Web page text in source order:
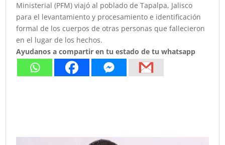
Ministerial (PFM) viajó al poblado de Tapalpa, Jalisco
para el levantamiento y procesamiento e identificación
formal de los cuerpos de otras personas que fallecieron
en el lugar de los hechos.
Ayudanos a compartir en tu estado de tu whatsapp